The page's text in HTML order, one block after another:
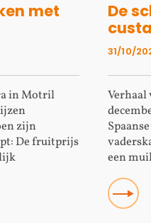
met
in Motril
zijn
De fruitprijs
met de jaren
31/10/
De
Verhaal
een
Read